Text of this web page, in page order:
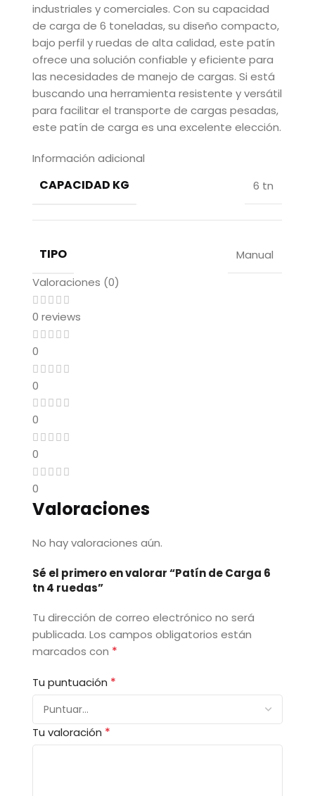
industriales y comerciales. Con su capacidad
de carga de 6 toneladas, su diseño compacto,
bajo perfil y ruedas de alta calidad, este patín
ofrece una solución confiable y eficiente para
las necesidades de manejo de cargas. Si está
buscando una herramienta resistente y versátil
para facilitar el transporte de cargas pesadas,
este patín de carga es una excelente elección.
Información adicional
CAPACIDAD KG 6 tn
TIPO
Manual
Valoraciones (0)
0 reviews
0
0
0
0
0
Valoraciones
No hay valoraciones aún.
Sé el primero en valorar “Patín de Carga 6
tn 4 ruedas”
Tu dirección de correo electrónico no será
publicada. Los campos obligatorios están
marcados con *
Tu puntuación *
Tu valoración *